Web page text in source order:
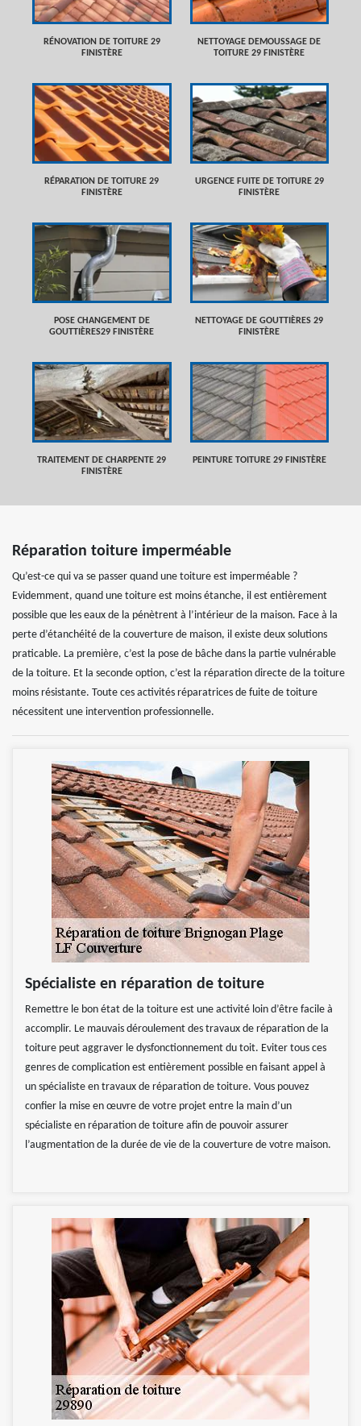
RÉNOVATION DE TOITURE 29
FINISTÈRE
NETTOYAGE DEMOUSSAGE DE
TOITURE 29 FINISTÈRE
RÉPARATION DE TOITURE 29
FINISTÈRE
URGENCE FUITE DE TOITURE 29
FINISTÈRE
POSE CHANGEMENT DE
GOUTTIÈRES29 FINISTÈRE
NETTOYAGE DE GOUTTIÈRES 29
FINISTÈRE
TRAITEMENT DE CHARPENTE 29
FINISTÈRE
PEINTURE TOITURE 29 FINISTÈRE
Réparation toiture imperméable
Qu’est-ce qui va se passer quand une toiture est imperméable ?
Evidemment, quand une toiture est moins étanche, il est entièrement
possible que les eaux de la pénètrent à l’intérieur de la maison. Face à la
perte d’étanchéité de la couverture de maison, il existe deux solutions
praticable. La première, c’est la pose de bâche dans la partie vulnérable
de la toiture. Et la seconde option, c’est la réparation directe de la toiture
moins résistante. Toute ces activités réparatrices de fuite de toiture
nécessitent une intervention professionnelle.
Spécialiste en réparation de toiture
Remettre le bon état de la toiture est une activité loin d’être facile à
accomplir. Le mauvais déroulement des travaux de réparation de la
toiture peut aggraver le dysfonctionnement du toit. Eviter tous ces
genres de complication est entièrement possible en faisant appel à
un spécialiste en travaux de réparation de toiture. Vous pouvez
confier la mise en œuvre de votre projet entre la main d’un
spécialiste en réparation de toiture afin de pouvoir assurer
l’augmentation de la durée de vie de la couverture de votre maison.